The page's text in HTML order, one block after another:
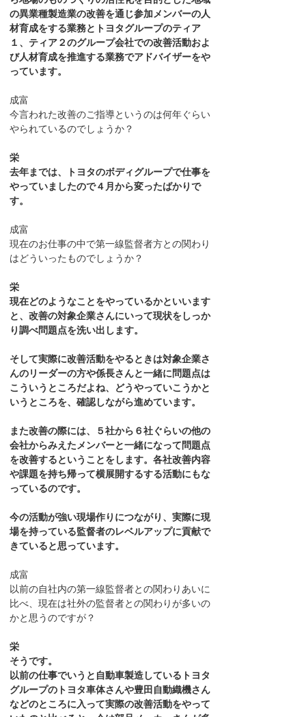
の異業種製造業の改善を通じ参加メンバーの人
材育成をする業務とトヨタグループのティア
１、ティア２のグループ会社での改善活動およ
び人材育成を推進する業務でアドバイザーをや
っています。
成富
今言われた改善のご指導というのは何年ぐらい
やられているのでしょうか？
栄
去年までは、トヨタのボディグループで仕事を
やっていましたので４月から変ったばかりで
す。
成富
現在のお仕事の中で第一線監督者方との関わり
はどういったものでしょうか？
栄
現在どのようなことをやっているかといいます
と、改善の対象企業さんにいって現状をしっか
り調べ問題点を洗い出します。
そして実際に改善活動をやるときは対象企業さ
んのリーダーの方や係長さんと一緒に問題点は
こういうところだよね、どうやっていこうかと
いうところを、確認しながら進めています。
また改善の際には、５社から６社ぐらいの他の
会社からみえたメンバーと一緒になって問題点
を改善するということをします。各社改善内容
や課題を持ち帰って横展開するする活動にもな
っているのです。
今の活動が強い現場作りにつながり、実際に現
場を持っている監督者のレベルアップに貢献で
きていると思っています。
成富
以前の自社内の第一線監督者との関わりあいに
比べ、現在は社外の監督者との関わりが多いの
かと思うのですが？
栄
そうです。
以前の仕事でいうと自動車製造しているトヨタ
グループのトヨタ車体さんや豊田自動織機さん
などのところに入って実際の改善活動をやって